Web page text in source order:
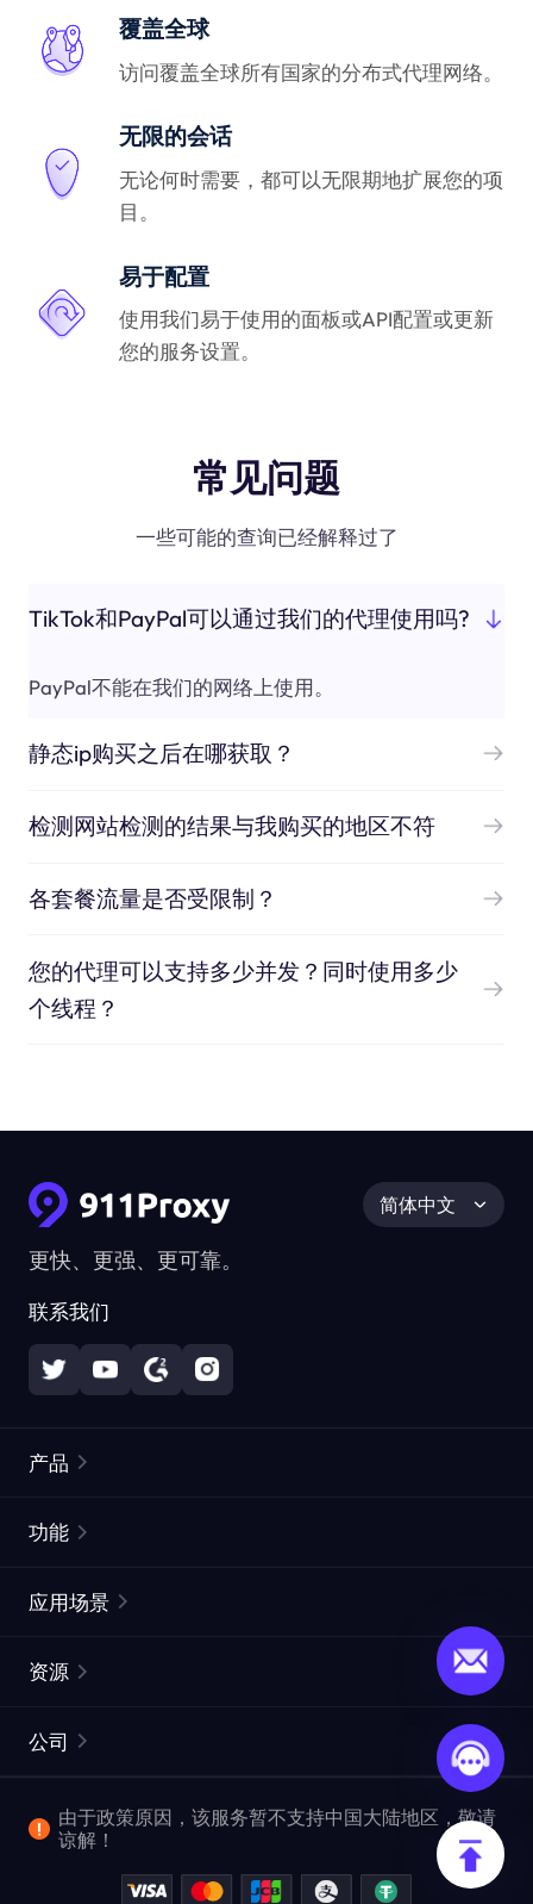
覆盖全球
访问覆盖全球所有国家的分布式代理网络。
无限的会话
无论何时需要，都可以无限期地扩展您的项
目。
易于配置
使用我们易于使用的面板或API配置或更新
您的服务设置。
常见问题
一些可能的查询已经解释过了
TikTok和PayPal可以通过我们的代理使用吗?
PayPal不能在我们的网络上使用。
静态ip购买之后在哪获取？
检测网站检测的结果与我购买的地区不符
各套餐流量是否受限制？
您的代理可以支持多少并发？同时使用多少
个线程？
更快、更强、更可靠。
联系我们
简体中文
产品
静态住宅代理
网页抓取 API
视频下载 API
功能
ISP代理
ProxySite
应用场景
市场研究
爬行和索引
查看全部使用场景
资源
常见问题解答
位置
公司
企业服务
反洗钱合规计划
由于政策原因，该服务暂不支持中国大陆地区，敬请
谅解！